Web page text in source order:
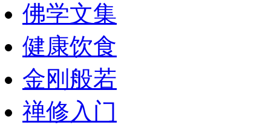
佛学文集
健康饮食
金刚般若
禅修入门